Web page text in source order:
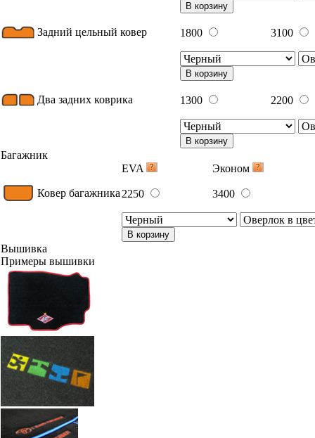
В корзину
Задний цельный ковер 1800 3100
В корзину
Два задних коврика 1300 2200
В корзину
Багажник
EVA
Эконом
Ковер багажника 2250 3400
В корзину
Вышивка
Примеры вышивки